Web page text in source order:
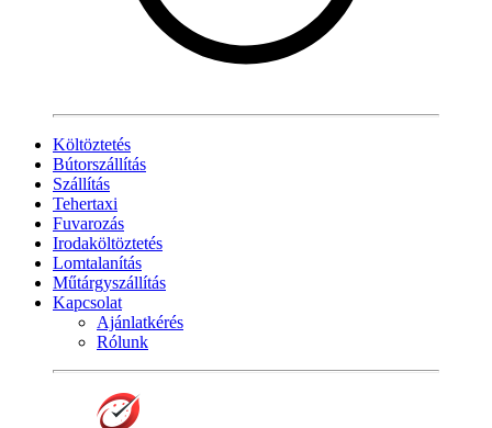
Költöztetés
Bútorszállítás
Szállítás
Tehertaxi
Fuvarozás
Irodaköltöztetés
Lomtalanítás
Műtárgyszállítás
Kapcsolat
Ajánlatkérés
Rólunk